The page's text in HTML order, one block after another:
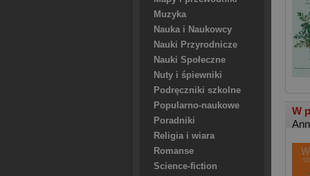
Muzyka
Nauka i Naukowcy
Nauki Przyrodnicze
Nauki Społeczne
Nuty i śpiewniki
Podręczniki szkolne
Popularno-naukowe
Poradniki
Religia i wiara
Romanse
Science-fiction
W